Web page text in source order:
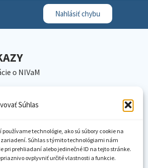
Súhlas
technológie, ako sú súbory cookie na
Súhlas s týmito technológiami nám
pri prehliadaní alebo jedinečné ID na tejto stránke.
ovplyvniť určité vlastnosti a funkcie.
Nahlásiť chybu
o NIVaM